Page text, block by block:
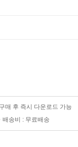
구매 후 즉시 다운로드 가능
배송비 : 무료배송